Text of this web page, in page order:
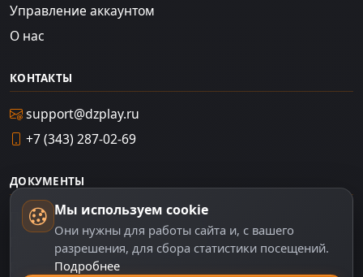
Управление аккаунтом
О нас
КОНТАКТЫ
support@dzplay.ru
+7 (343) 287-02-69
ДОКУМЕНТЫ
Пользовательское соглашение
Политика персональных данных
Правила оплаты
Мы используем cookie
Они нужны для работы сайта и, с вашего
разрешения, для сбора статистики посещений.
Подробнее